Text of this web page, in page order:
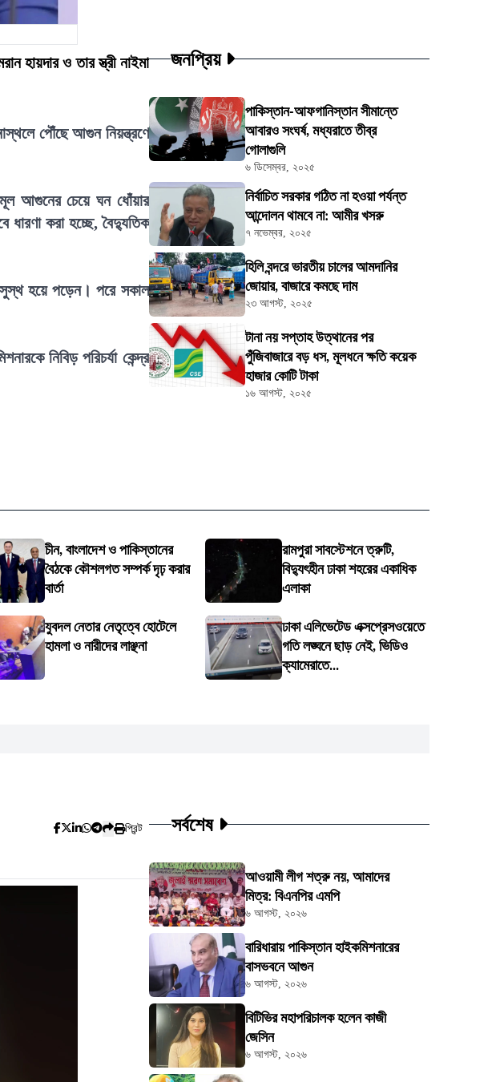
হায়দার ও তার স্ত্রী নাইমা
পৌঁছে আগুন নিয়ন্ত্রণে
মূল আগুনের চেয়ে ঘন ধোঁয়ার
ধারণা করা হচ্ছে, বৈদ্যুতিক
হয়ে পড়েন। পরে সকাল
নিবিড় পরিচর্যা কেন্দ্র
জনপ্রিয়
পাকিস্তান-আফগানিস্তান সীমান্তে
আবারও সংঘর্ষ, মধ্যরাতে তীব্র
গোলাগুলি
৬ ডিসেম্বর, ২০২৫
নির্বাচিত সরকার গঠিত না হওয়া পর্যন্ত
আন্দোলন থামবে না: আমীর খসরু
৭ নভেম্বর, ২০২৫
হিলি বন্দরে ভারতীয় চালের আমদানির
জোয়ার, বাজারে কমছে দাম
২৩ আগস্ট, ২০২৫
টানা নয় সপ্তাহ উত্থানের পর
পুঁজিবাজারে বড় ধস, মূলধনে ক্ষতি কয়েক
হাজার কোটি টাকা
১৬ আগস্ট, ২০২৫
চীন, বাংলাদেশ ও পাকিস্তানের
বৈঠকে কৌশলগত সম্পর্ক দৃঢ় করার
বার্তা
রামপুরা সাবস্টেশনে ত্রুটি,
বিদ্যুৎহীন ঢাকা শহরের একাধিক
এলাকা
যুবদল নেতার নেতৃত্বে হোটেলে
হামলা ও নারীদের লাঞ্ছনা
ঢাকা এলিভেটেড এক্সপ্রেসওয়েতে
গতি লঙ্ঘনে ছাড় নেই, ভিডিও
ক্যামেরাতে...
প্রিন্ট সর্বশেষ
আওয়ামী লীগ শত্রু নয়, আমাদের
মিত্র: বিএনপির এমপি
৬ আগস্ট, ২০২৬
বারিধারায় পাকিস্তান হাইকমিশনারের
বাসভবনে আগুন
৬ আগস্ট, ২০২৬
বিটিভির মহাপরিচালক হলেন কাজী
জেসিন
৬ আগস্ট, ২০২৬